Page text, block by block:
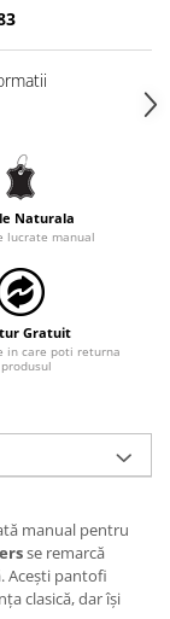
Naturala
lucrate manual
Gratuit
in care poti returna
produsul
manual pentru
se remarcă
Acești pantofi
clasică, dar își